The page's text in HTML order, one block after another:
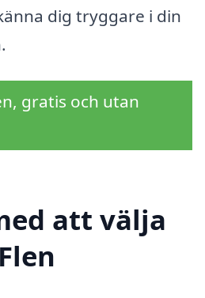
dig tryggare i din
gratis och utan
att välja